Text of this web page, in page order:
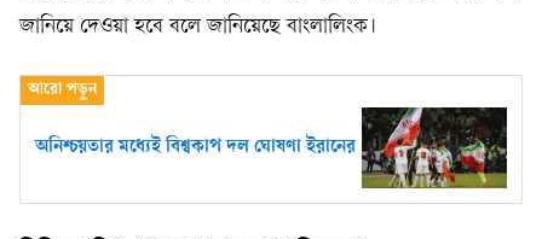
জানিয়ে দেওয়া হবে বলে জানিয়েছে বাংলালিংক।
অনিশ্চয়তার মধ্যেই বিশ্বকাপ দল ঘোষণা ইরানের